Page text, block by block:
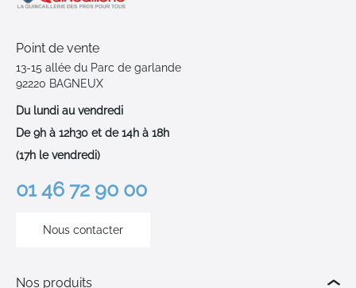
Point de vente
13-15 allée du Parc de garlande
92220 BAGNEUX
Du lundi au vendredi
De 9h à 12h30 et de 14h à 18h
(17h le vendredi)
01 46 72 90 00
Nous contacter
Nos produits